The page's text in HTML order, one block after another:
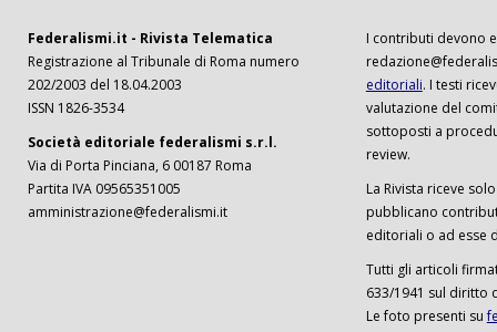
Federalismi.it - Rivista Telematica
Registrazione al Tribunale di Roma numero
202/2003 del 18.04.2003
ISSN 1826-3534
Società editoriale federalismi s.r.l.
Via di Porta Pinciana, 6 00187 Roma
Partita IVA 09565351005
amministrazione@federalismi.it
I contributi devono
editoriali. I testi
valutazione del
sottoposti a
review.
La Rivista riceve
pubblicano
editoriali o ad esse
Tutti gli articoli
633/1941 sul diritto
Le foto presenti su